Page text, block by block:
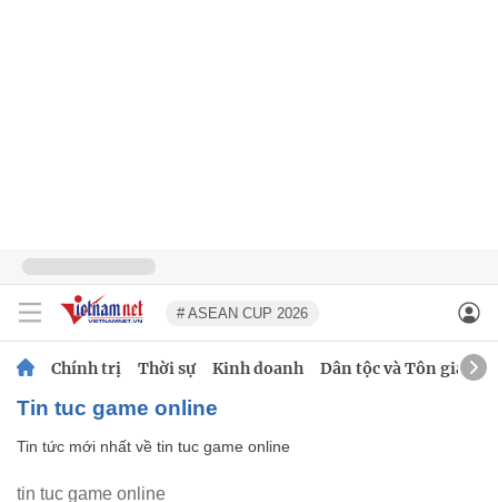
# ASEAN CUP 2026
Chính trị Thời sự Kinh doanh Dân tộc và Tôn giáo
tin tuc game online
Tin tức mới nhất về tin tuc game online
tin tuc game online